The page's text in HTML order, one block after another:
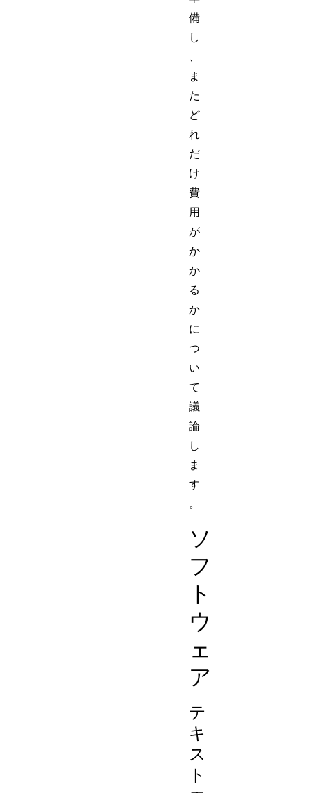
備
し
ま
た
ど
れ
だ
け
費
用
が
か
か
る
か
に
つ
い
て
議
論
し
ま
す
。
ソ
フ
ト
ウ
ェ
ア
テ
キ
ス
ト